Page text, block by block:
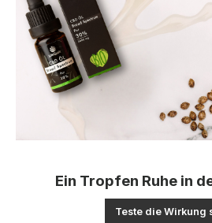
Ein Tropfen Ruhe in
Teste die Wirkung